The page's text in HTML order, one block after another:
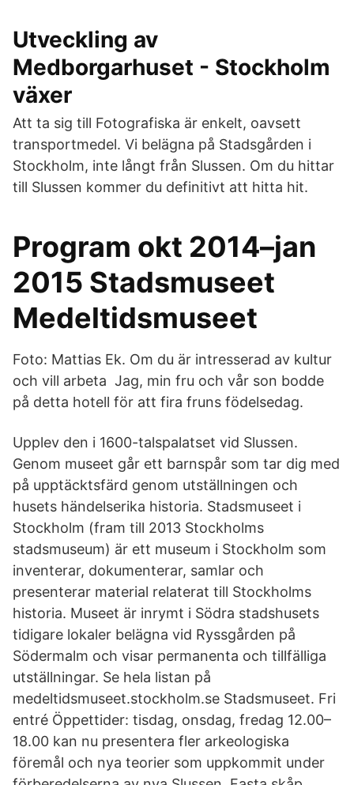
Utveckling av
Medborgarhuset - Stockholm
växer
Att ta sig till Fotografiska är enkelt, oavsett
transportmedel. Vi belägna på Stadsgården i
Stockholm, inte långt från Slussen. Om du hittar
till Slussen kommer du definitivt att hitta hit.
Program okt 2014–jan
2015 Stadsmuseet
Medeltidsmuseet
Foto: Mattias Ek. Om du är intresserad av kultur
och vill arbeta Jag, min fru och vår son bodde
på detta hotell för att fira fruns födelsedag.
Upplev den i 1600-talspalatset vid Slussen.
Genom museet går ett barnspår som tar dig med
på upptäcktsfärd genom utställningen och
husets händelserika historia. Stadsmuseet i
Stockholm (fram till 2013 Stockholms
stadsmuseum) är ett museum i Stockholm som
inventerar, dokumenterar, samlar och
presenterar material relaterat till Stockholms
historia. Museet är inrymt i Södra stadshusets
tidigare lokaler belägna vid Ryssgården på
Södermalm och visar permanenta och tillfälliga
utställningar. Se hela listan på
medeltidsmuseet.stockholm.se Stadsmuseet. Fri
entré Öppettider: tisdag, onsdag, fredag 12.00–
18.00 kan nu presentera fler arkeologiska
föremål och nya teorier som uppkommit under